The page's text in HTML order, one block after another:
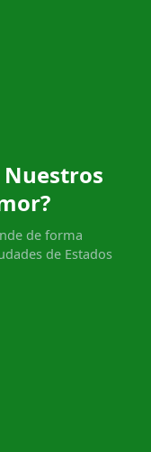
Nuestros
de forma
de Estados